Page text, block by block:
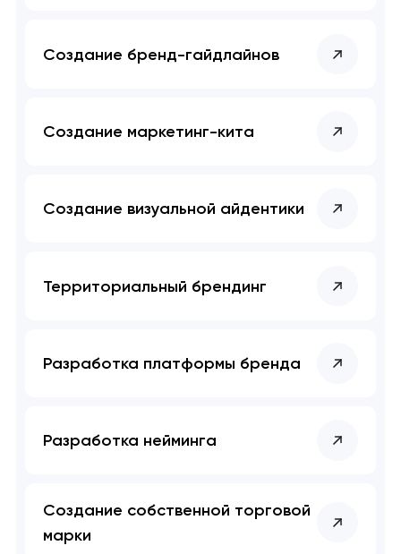
Создание бренд-гайдлайнов
Создание маркетинг-кита
Создание визуальной айдентики
Территориальный брендинг
Разработка платформы бренда
Разработка нейминга
Создание собственной торговой
марки